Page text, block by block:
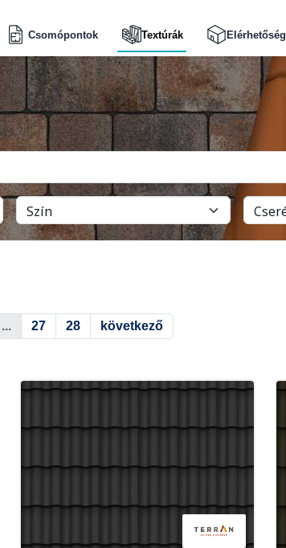
Csomópontok Textúrák Elérhetőség
... 27 28 következő